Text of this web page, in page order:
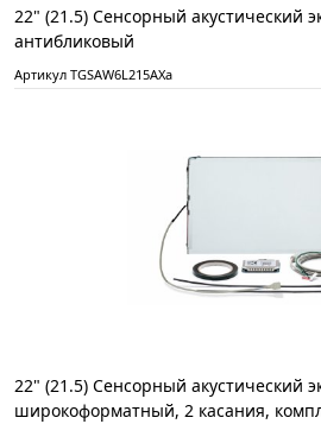
22" (21.5) Сенсорный акустический
антибликовый
Артикул TGSAW6L215AXа
22" (21.5) Сенсорный акустический
широкоформатный, 2 касания,